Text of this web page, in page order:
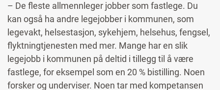
– De fleste allmennleger jobber som fastlege. Du
kan også ha andre legejobber i kommunen, som
legevakt, helsestasjon, sykehjem, helsehus, fengsel,
flyktningtjenesten med mer. Mange har en slik
legejobb i kommunen på deltid i tillegg til å være
fastlege, for eksempel som en 20 % bistilling. Noen
forsker og underviser. Noen tar med kompetansen